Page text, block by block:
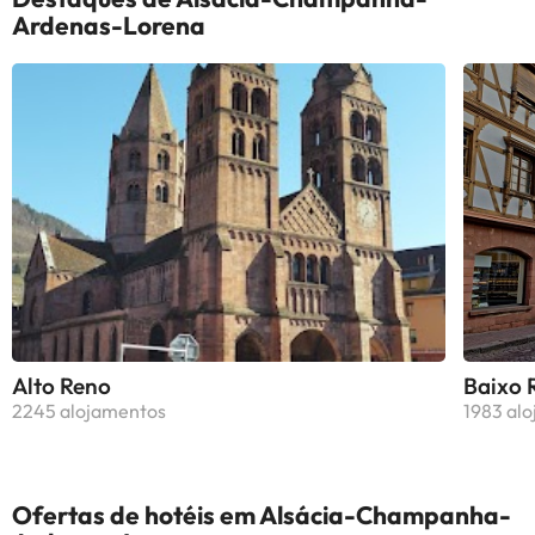
Ardenas-Lorena
Alto Reno
2245 alojamentos
Baixo
1983
Ofertas de hotéis em Alsácia-Champanha-